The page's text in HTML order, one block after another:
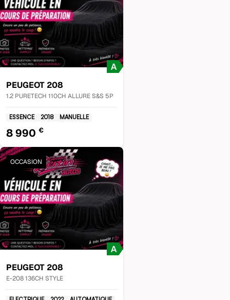
PEUGEOT 208
1.2 PURETECH 110CH ALLURE S&S 5P
ESSENCE 2018 MANUELLE
8 990 €
OCCASION
PEUGEOT 208
E-208 136CH STYLE